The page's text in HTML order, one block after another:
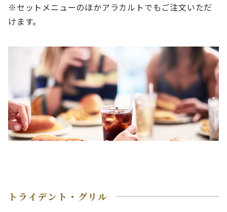
※セットメニューのほかアラカルトでもご注文いただ
けます。
トライデント・グリル